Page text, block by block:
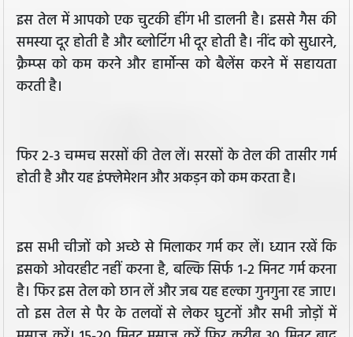
इस तेल में आपको एक चुटकी हींग भी डालनी है। इससे गैस की
समस्या दूर होती है और ब्लोटिंग भी दूर होती है। नींद को सुधारने,
क्रैम्प्स को कम करने और हार्मोन्स को बैलेंस करने में सहायता
करती है।
फिर 2-3 चम्मच सरसों की तेल लें। सरसों के तेल की तासीर गर्म
होती है और यह इंफ्लेमेशन और अकड़न को कम करता है।
इस सभी चीजों को अच्छे से मिलाकर गर्म कर लें। ध्यान रखें कि
इसको ओवरहीट नहीं करना है, बल्कि सिर्फ 1-2 मिनट गर्म करना
है। फिर इस तेल को छान लें और जब यह हल्का गुनगुना रह जाए।
तो इस तेल से पैर के तलवों से लेकर घुटनों और सभी जोड़ों में